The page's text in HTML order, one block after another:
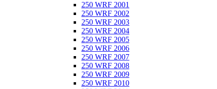
250 WRF 2001
250 WRF 2002
250 WRF 2003
250 WRF 2004
250 WRF 2005
250 WRF 2006
250 WRF 2007
250 WRF 2008
250 WRF 2009
250 WRF 2010